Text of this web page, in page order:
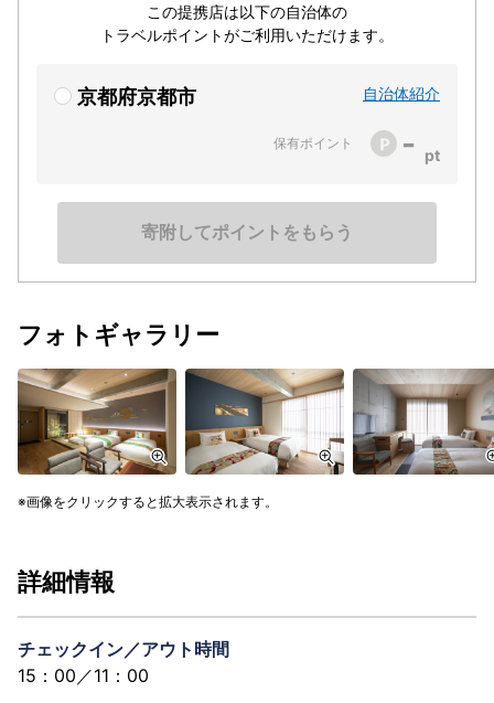
この提携店は以下の自治体の
トラベルポイントがご利用いただけます。
京都府京都市 自治体紹介
保有ポイント -
寄附してポイントをもらう
フォトギャラリー
画像をクリックすると拡大表示されます。
詳細情報
チェックイン／アウト時間
15：00／11：00